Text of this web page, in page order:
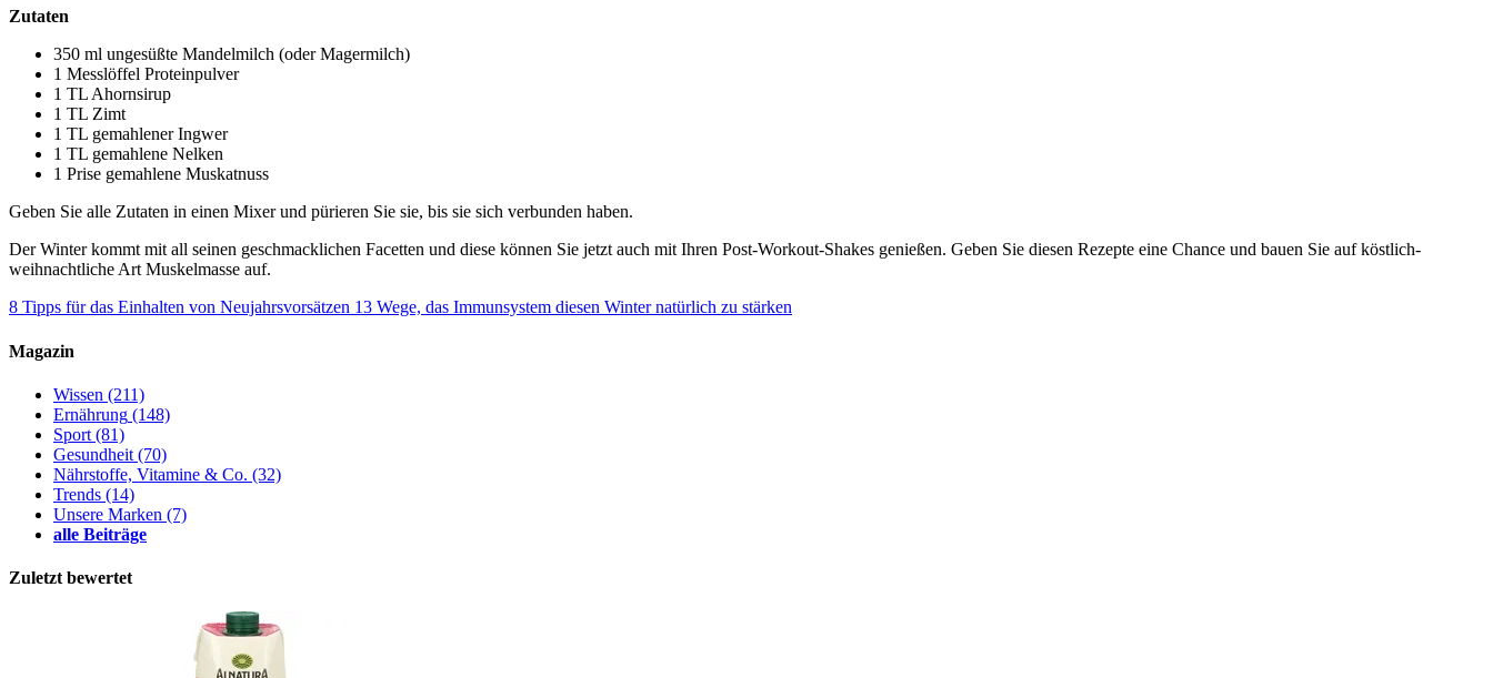
Zutaten
350 ml ungesüßte Mandelmilch (oder Magermilch)
1 Messlöffel Proteinpulver
1 TL Ahornsirup
1 TL Zimt
1 TL gemahlener Ingwer
1 TL gemahlene Nelken
1 Prise gemahlene Muskatnuss
Geben Sie alle Zutaten in einen Mixer und pürieren Sie sie, bis sie sich verbunden haben.
Der Winter kommt mit all seinen geschmacklichen Facetten und diese können Sie jetzt auch mit Ihren Post-Workout-Shakes genießen. Geben Sie diesen Rezepte eine Chance und bauen Sie auf köstlich-
weihnachtliche Art Muskelmasse auf.
8 Tipps für das Einhalten von Neujahrsvorsätzen 13 Wege, das Immunsystem diesen Winter natürlich zu stärken
Magazin
Wissen (211)
Ernährung (148)
Sport (81)
Gesundheit (70)
Nährstoffe, Vitamine & Co. (32)
Trends (14)
Unsere Marken (7)
alle Beiträge
Zuletzt bewertet